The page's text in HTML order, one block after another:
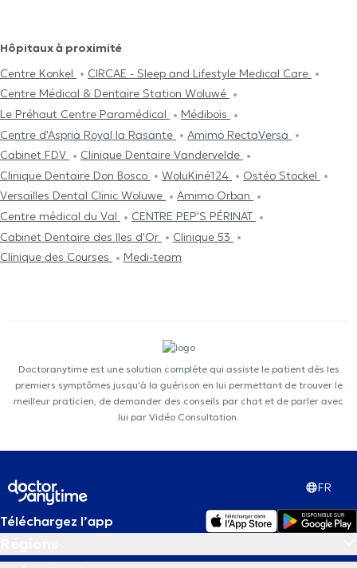
Hôpitaux à proximité
Centre Konkel
CIRCAE - Sleep and Lifestyle Medical Care
Centre Médical & Dentaire Station Woluwé
Le Préhaut Centre Paramédical
Médibois
Centre d'Aspria Royal la Rasante
Amimo RectaVersa
Cabinet FDV
Clinique Dentaire Vandervelde
Clinique Dentaire Don Bosco
WoluKiné124
Ostéo Stockel
Versailles Dental Clinic Woluwe
Amimo Orban
Centre médical du Val
CENTRE PEP'S PÉRINAT
Cabinet Dentaire des Iles d'Or
Clinique 53
Clinique des Courses
Medi-team
Doctoranytime est une solution complète qui assiste le patient dès les
premiers symptômes jusqu'à la guérison en lui permettant de trouver le
meilleur praticien, de demander des conseils par chat et de parler avec
lui par Vidéo Consultation.
FR
Téléchargez l’app